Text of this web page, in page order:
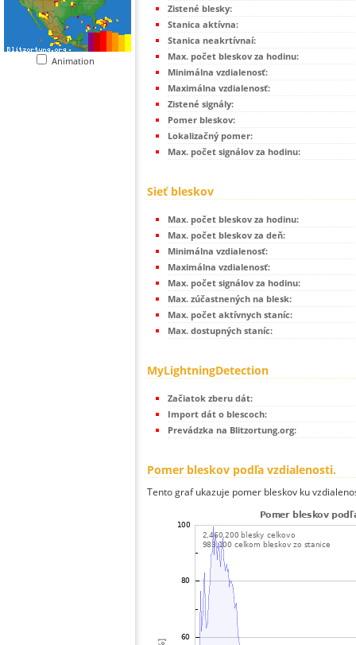
Animation
Zistené blesky:
Stanica aktívna:
Stanica neakrtívnaí:
Max. počet bleskov za hodinu:
Minimálna vzdialenosť:
Maximálna vzdialenosť:
Zistené signály:
Pomer bleskov:
Lokalizačný pomer:
Max. počet signálov za hodinu:
Sieť bleskov
Max. počet bleskov za hodinu:
Max. počet bleskov za deň:
Minimálna vzdialenosť:
Maximálna vzdialenosť:
Max. počet signálov za hodinu:
Max. zúčastnených na blesk:
Max. počet aktívnych staníc:
Max. dostupných staníc:
MyLightningDetection
Začiatok zberu dát:
Import dát o blescoch:
Prevádzka na Blitzortung.org:
Pomer bleskov podľa vzdialenosti.
Tento graf ukazuje pomer bleskov ku